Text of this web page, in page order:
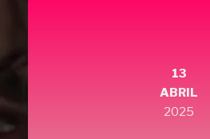
13
ABRIL
2025